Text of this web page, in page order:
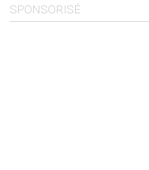
SPONSORISÉ